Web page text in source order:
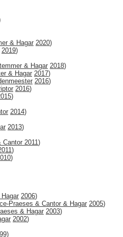
& Hagar 2020)
2019)
& Hagar 2018)
& Hagar 2017)
2016)
2016)
)
2014)
2013)
Cantor 2011)
)
)
2006)
Praeses & Cantor & Hagar 2005)
& Hagar 2003)
2002)
)